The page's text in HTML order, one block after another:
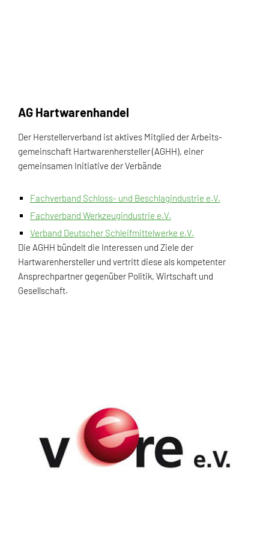
AG Hartwarenhandel
Der Herstellerverband ist aktives Mitglied der Arbeits-
gemeinschaft Hartwarenhersteller (AGHH), einer
gemeinsamen Initiative der Verbände
Fachverband Schloss- und Beschlagindustrie e.V.
Fachverband Werkzeugindustrie e.V.
Verband Deutscher Schleifmittelwerke e.V.
Die AGHH bündelt die Interessen und Ziele der
Hartwarenhersteller und vertritt diese als kompetenter
Ansprechpartner gegenüber Politik, Wirtschaft und
Gesellschaft.